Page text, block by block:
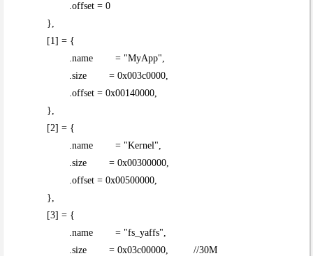
.offset = 0
},
[1] = {
.name = "MyApp",
.size = 0x003c0000,
.offset = 0x00140000,
},
[2] = {
.name = "Kernel",
.size = 0x00300000,
.offset = 0x00500000,
},
[3] = {
.name = "fs_yaffs",
.size = 0x03c00000, //30M